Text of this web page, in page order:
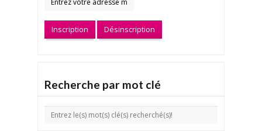
Recherche par mot clé